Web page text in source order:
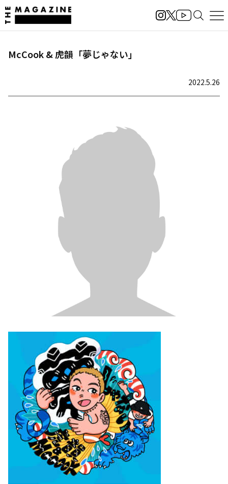
McCook & 虎韻「夢じゃない」
2022.5.26